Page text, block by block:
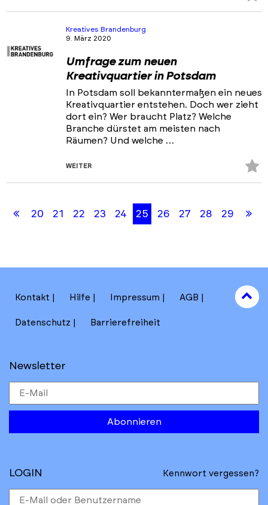
Kreatives Brandenburg
9. März 2020
Umfrage zum neuen
Kreativquartier in Potsdam
In Potsdam soll bekanntermaßen ein neues
Kreativquartier entstehen. Doch wer zieht
dort ein? Wer braucht Platz? Welche
Branche dürstet am meisten nach
Räumen? Und welche …
WEITER
to
to
Erste
20 21 22 23 24 25 26 27 28 29
Kontakt Hilfe Impressum AGB
Datenschutz Barrierefreiheit
Newsletter
Abonnieren
to
top
LOGIN Kennwort vergessen?